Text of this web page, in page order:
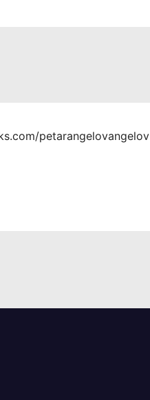
petarangelovangelov